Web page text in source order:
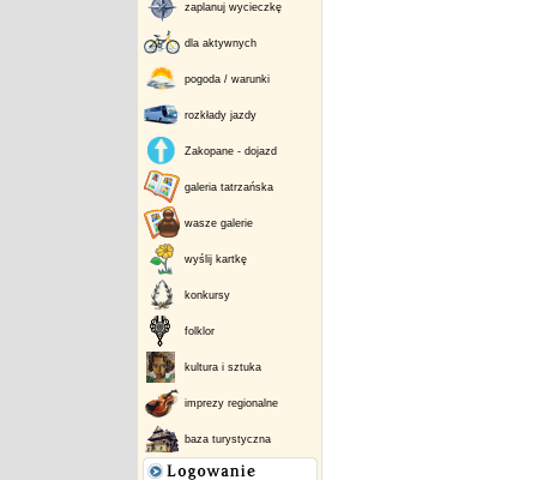
zaplanuj wycieczkę
dla aktywnych
pogoda / warunki
rozkłady jazdy
Zakopane - dojazd
galeria tatrzańska
wasze galerie
wyślij kartkę
konkursy
folklor
kultura i sztuka
imprezy regionalne
baza turystyczna